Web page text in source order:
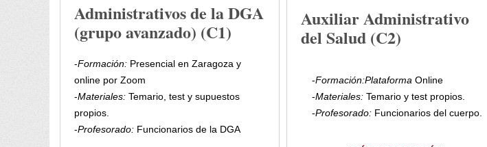
Administrativos de la DGA
(grupo avanzado) (C1)
-Formación: Presencial en Zaragoza y
online por Zoom
-Materiales: Temario, test y supuestos
propios.
-Profesorado: Funcionarios de la DGA
Auxiliar Administrativo
del Salud (C2)
-Formación:Plataforma Online
-Materiales:Temario y test propios.
-Profesorado:Funcionarios del cuerpo.